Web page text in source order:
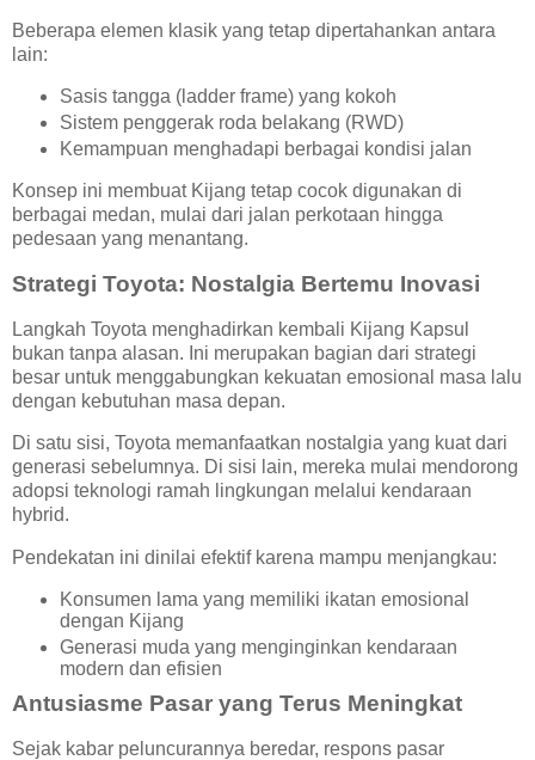
Beberapa elemen klasik yang tetap dipertahankan antara
lain:
Sasis tangga (ladder frame) yang kokoh
Sistem penggerak roda belakang (RWD)
Kemampuan menghadapi berbagai kondisi jalan
Konsep ini membuat Kijang tetap cocok digunakan di
berbagai medan, mulai dari jalan perkotaan hingga
pedesaan yang menantang.
Strategi Toyota: Nostalgia Bertemu Inovasi
Langkah Toyota menghadirkan kembali Kijang Kapsul
bukan tanpa alasan. Ini merupakan bagian dari strategi
besar untuk menggabungkan kekuatan emosional masa lalu
dengan kebutuhan masa depan.
Di satu sisi, Toyota memanfaatkan nostalgia yang kuat dari
generasi sebelumnya. Di sisi lain, mereka mulai mendorong
adopsi teknologi ramah lingkungan melalui kendaraan
hybrid.
Pendekatan ini dinilai efektif karena mampu menjangkau:
Konsumen lama yang memiliki ikatan emosional
dengan Kijang
Generasi muda yang menginginkan kendaraan
modern dan efisien
Antusiasme Pasar yang Terus Meningkat
Sejak kabar peluncurannya beredar, respons pasar